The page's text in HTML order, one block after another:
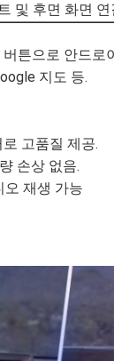
및 후면 화면
튼으로 안드로
지도 등.
고품질 제공.
손상 없음.
오 재생 가능